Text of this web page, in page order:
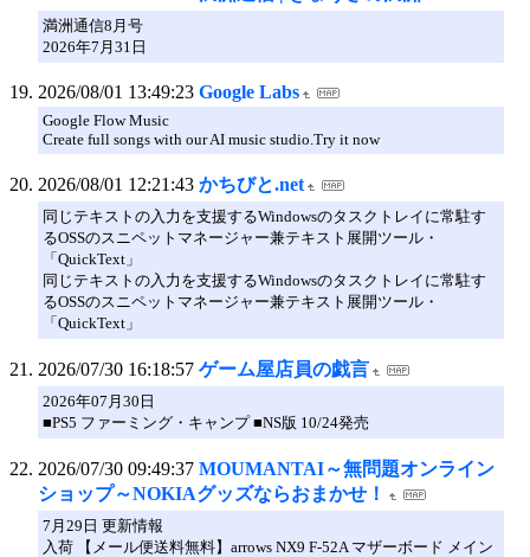
満洲通信8月号
2026年7月31日
2026/08/01 13:49:23 Google Labs
Google Flow Music
Create full songs with our AI music studio.Try it now
2026/08/01 12:21:43 かちびと.net
同じテキストの入力を支援するWindowsのタスクトレイに常駐す
るOSSのスニペットマネージャー兼テキスト展開ツール・
「QuickText」
同じテキストの入力を支援するWindowsのタスクトレイに常駐す
るOSSのスニペットマネージャー兼テキスト展開ツール・
「QuickText」
2026/07/30 16:18:57 ゲーム屋店員の戯言
2026年07月30日
■PS5 ファーミング・キャンプ ■NS版 10/24発売
2026/07/30 09:49:37 MOUMANTAI～無問題オンライン
ショップ～NOKIAグッズならおまかせ！
7月29日 更新情報
入荷 【メール便送料無料】arrows NX9 F-52A マザーボード メイン